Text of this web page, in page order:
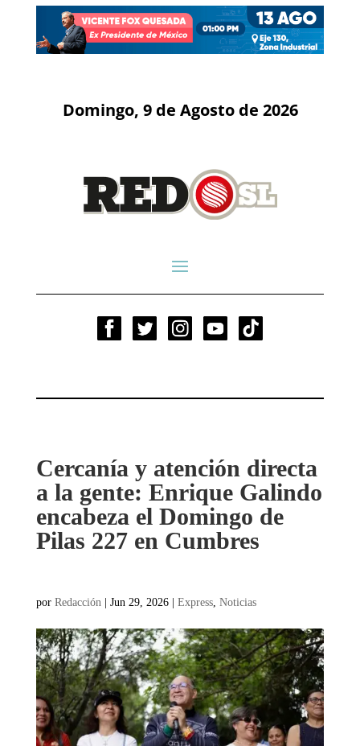
Domingo, 9 de Agosto de 2026
Cercanía y atención directa
a la gente: Enrique Galindo
encabeza el Domingo de
Pilas 227 en Cumbres
por Redacción | Jun 29, 2026| Express, Noticias